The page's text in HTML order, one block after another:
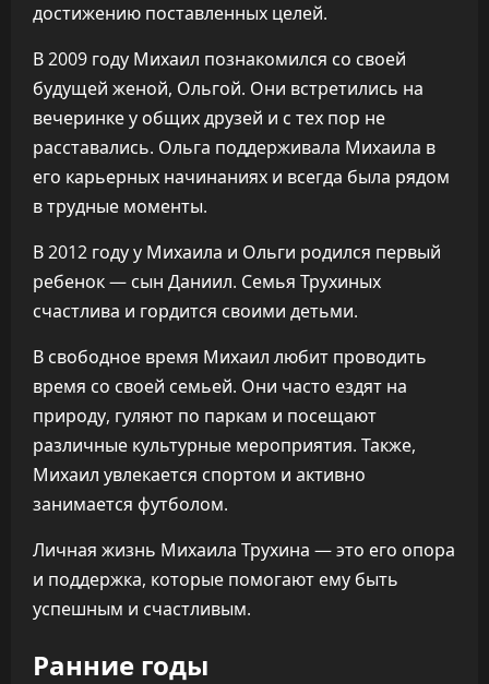
достижению поставленных целей.
В 2009 году Михаил познакомился со своей
будущей женой, Ольгой. Они встретились на
вечеринке у общих друзей и с тех пор не
расставались. Ольга поддерживала Михаила в
его карьерных начинаниях и всегда была рядом
в трудные моменты.
В 2012 году у Михаила и Ольги родился первый
ребенок — сын Даниил. Семья Трухиных
счастлива и гордится своими детьми.
В свободное время Михаил любит проводить
время со своей семьей. Они часто ездят на
природу, гуляют по паркам и посещают
различные культурные мероприятия. Также,
Михаил увлекается спортом и активно
занимается футболом.
Личная жизнь Михаила Трухина — это его опора
и поддержка, которые помогают ему быть
успешным и счастливым.
Ранние годы